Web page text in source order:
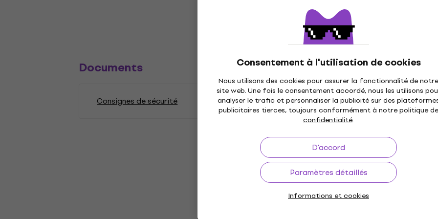
Consentement à l'utilisation de cookies
Nous utilisons des cookies pour assurer la fonctionnalité de notre
site web. Une fois le consentement accordé, nous les utilisons
analyser le trafic et personnaliser la publicité sur des
publicitaires tierces, toujours conformément à notre politique de
confidentialité.
D'accord
Paramètres détaillés
Informations et cookies
Documents
Consignes de sécurité